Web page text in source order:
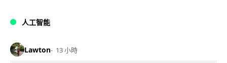
人工智能
Lawton 13 小時